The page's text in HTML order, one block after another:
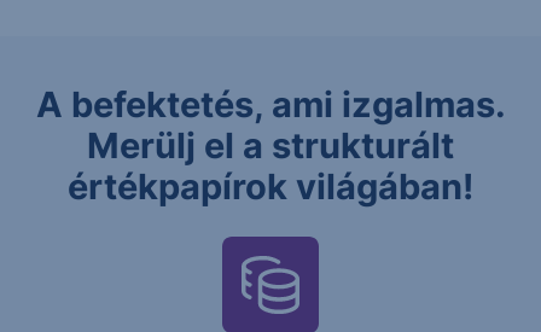
A befektetés, ami izgalmas.
Merülj el a strukturált
értékpapírok világában!